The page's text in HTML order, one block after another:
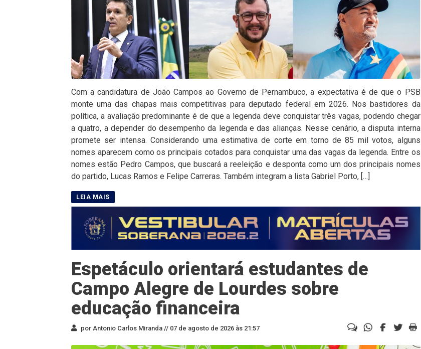
Com a candidatura de João Campos ao Governo de Pernambuco, a expectativa é de que o PSB
monte uma das chapas mais competitivas para deputado federal em 2026. Nos bastidores da
política, a avaliação predominante é de que a legenda deve conquistar três vagas, podendo chegar
a quatro, a depender do desempenho da legenda e das alianças. Nesse cenário, a disputa interna
promete ser intensa. Considerando uma estimativa de corte em torno de 85 mil votos, alguns
nomes aparecem como os principais cotados para conquistar uma das vagas da legenda. Entre os
nomes estão Pedro Campos, que buscará a reeleição e desponta como um dos principais nomes
do partido, Lucas Ramos e Felipe Carreras. Também integram a lista Gabriel Porto, […]
Espetáculo orientará estudantes de
Campo Alegre de Lourdes sobre
educação financeira
por Antonio Carlos Miranda // 07 de agosto de 2026 às 21:57